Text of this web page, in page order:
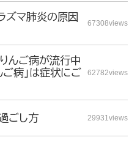
ズマ肺炎の原因
67308views
んご病が流行中
病」は症状にご
62782views
ごし方 29931views